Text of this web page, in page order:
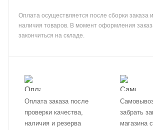
Оплата осуществляется после сборки заказа
наличия товаров. В момент оформления
закончиться на складе.
Оплата заказа после
проверки качества,
наличия и резерва
забрать
магазина